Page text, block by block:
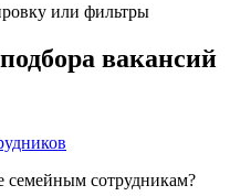
или фильтры
вакансий
семейным сотрудникам?